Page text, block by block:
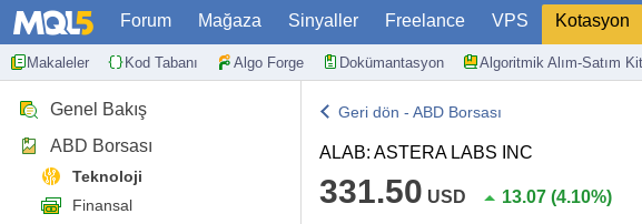
Forum Mağaza Sinyaller Freelance VPS Kotasyon
Makaleler Kod Tabanı Algo Forge Dokümantasyon Algoritmik Alım-Satım
Genel Bakış
ABD Borsası
Teknoloji
Finansal
Geri dön - ABD Borsası
ALAB: ASTERA LABS INC
331.50 USD 13.07 (4.10%)